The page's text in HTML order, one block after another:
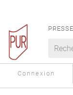
Connexion